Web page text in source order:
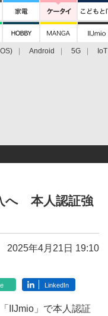
Android 5G IoT
へ 本人認証強
2025年4月21日 19:10
LinkedIn
IIJmio」で本人認証